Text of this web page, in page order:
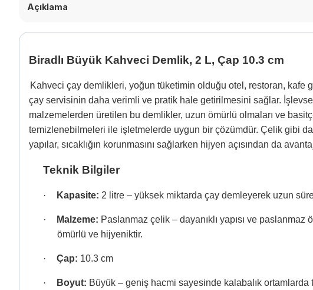
Açıklama
Biradlı Büyük Kahveci Demlik, 2 L, Çap 10.3 cm
Kahveci çay demlikleri, yoğun tüketimin olduğu otel, restoran, kafe
çay servisinin daha verimli ve pratik hale getirilmesini sağlar.
malzemelerden üretilen bu demlikler, uzun ömürlü olmaları ve
temizlenebilmeleri ile işletmelerde uygun bir çözümdür. Çelik gibi
yapılar, sıcaklığın korunmasını sağlarken hijyen açısından da
Teknik Bilgiler
· Kapasite: 2 litre – yüksek miktarda çay demleyerek uzun
· Malzeme: Paslanmaz çelik – dayanıklı yapısı ve paslanmaz
ömürlü ve hijyeniktir.
· Çap: 10.3 cm
· Boyut: Büyük – geniş hacmi sayesinde kalabalık ortamlarda